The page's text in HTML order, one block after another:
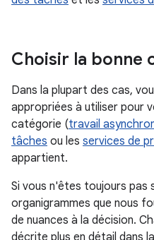
Choisir la bonne
Dans la plupart des cas,
appropriées à utiliser pour
catégorie (travail
tâches ou les services de
appartient.
Si vous n'êtes toujours pas
organigrammes que nous
de nuances à la décision.
décrite plus en détail dans